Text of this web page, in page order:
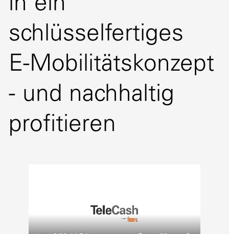
schlüsselfertiges
E-Mobilitätskonzept
- und nachhaltig
profitieren